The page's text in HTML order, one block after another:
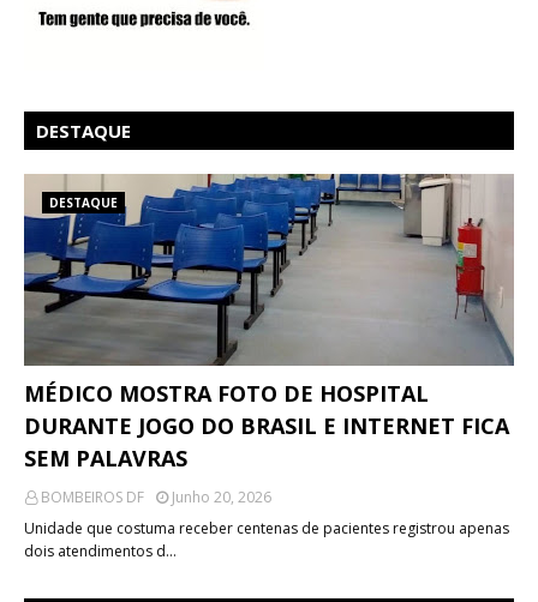
DESTAQUE
DESTAQUE
MÉDICO MOSTRA FOTO DE HOSPITAL
DURANTE JOGO DO BRASIL E INTERNET FICA
SEM PALAVRAS
BOMBEIROS DF
Junho 20, 2026
Unidade que costuma receber centenas de pacientes registrou apenas
dois atendimentos d…